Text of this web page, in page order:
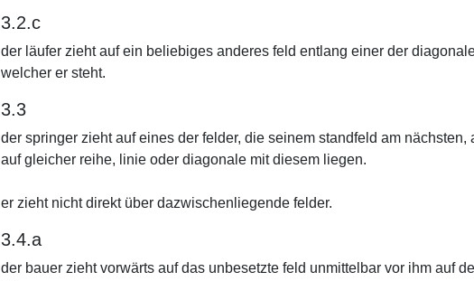
3.2.c
der läufer zieht auf ein beliebiges anderes feld entlang einer der
welcher er steht.
3.3
der springer zieht auf eines der felder, die seinem standfeld am nächsten,
auf gleicher reihe, linie oder diagonale mit diesem liegen.
er zieht nicht direkt über dazwischenliegende felder.
3.4.a
der bauer zieht vorwärts auf das unbesetzte feld unmittelbar vor ihm auf